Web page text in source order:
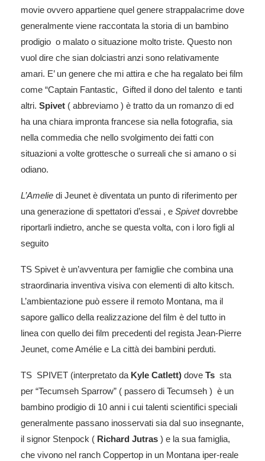
movie ovvero appartiene quel genere strappalacrime dove
generalmente viene raccontata la storia di un bambino
prodigio o malato o situazione molto triste. Questo non
vuol dire che sian dolciastri anzi sono relativamente
amari. E’ un genere che mi attira e che ha regalato bei film
come “Captain Fantastic, Gifted il dono del talento e tanti
altri. Spivet ( abbreviamo ) è tratto da un romanzo di ed
ha una chiara impronta francese sia nella fotografia, sia
nella commedia che nello svolgimento dei fatti con
situazioni a volte grottesche o surreali che si amano o si
odiano.
L’Amelie di Jeunet è diventata un punto di riferimento per
una generazione di spettatori d’essai , e Spivetdovrebbe
riportarli indietro, anche se questa volta, con i loro figli al
seguito
TS Spivet è un’avventura per famiglie che combina una
straordinaria inventiva visiva con elementi di alto kitsch.
L’ambientazione può essere il remoto Montana, ma il
sapore gallico della realizzazione del film è del tutto in
linea con quello dei film precedenti del regista Jean-Pierre
Jeunet, come Amélie e La città dei bambini perduti.
TS SPIVET (interpretato da Kyle Catlett) dove Ts sta
per “Tecumseh Sparrow” ( passero di Tecumseh ) è un
bambino prodigio di 10 anni i cui talenti scientifici speciali
generalmente passano inosservati sia dal suo insegnante,
il signor Stenpock ( Richard Jutras ) e la sua famiglia,
che vivono nel ranch Coppertop in un Montana iper-reale